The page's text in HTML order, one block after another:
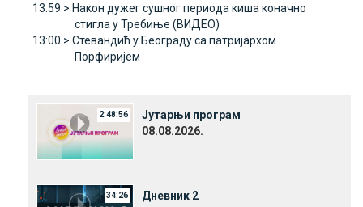
13:59 > Након дужег сушног периода киша коначно
стигла у Требиње (ВИДЕО)
13:00 > Стевандић у Београду са патријархом
Порфиријем
2:48:56
Јутарњи програм
08.08.2026.
34:26
Дневник 2